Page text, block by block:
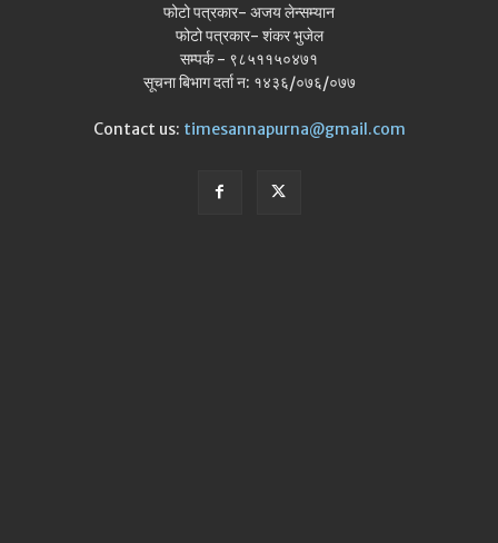
फोटो पत्रकार- अजय लेन्सम्यान
फोटो पत्रकार- शंकर भुजेल
सम्पर्क - ९८५११५०४७१
सूचना बिभाग दर्ता न: १४३६/०७६/०७७
Contact us: timesannapurna@gmail.com